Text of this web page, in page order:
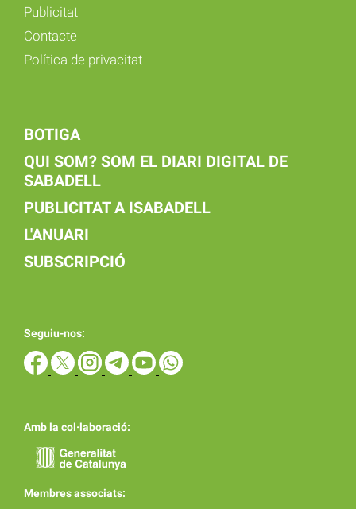
Publicitat
Contacte
Política de privacitat
BOTIGA
QUI SOM? SOM EL DIARI DIGITAL DE
SABADELL
PUBLICITAT A ISABADELL
L'ANUARI
SUBSCRIPCIÓ
Seguiu-nos:
Amb la col·laboració:
Membres associats: